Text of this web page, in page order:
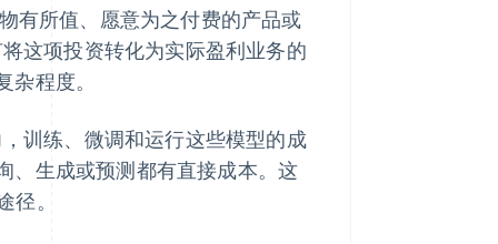
有所值、愿意为之付费的产品或
这项投资转化为实际盈利业务的
程度。
训练、微调和运行这些模型的成
、生成或预测都有直接成本。这
径。